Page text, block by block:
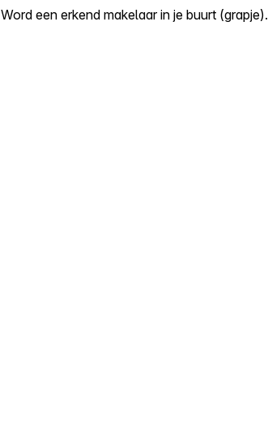
Word een erkend makelaar in je buurt (grapje).